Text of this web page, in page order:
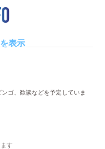
表示
ゴ、歓談などを予定していま
す